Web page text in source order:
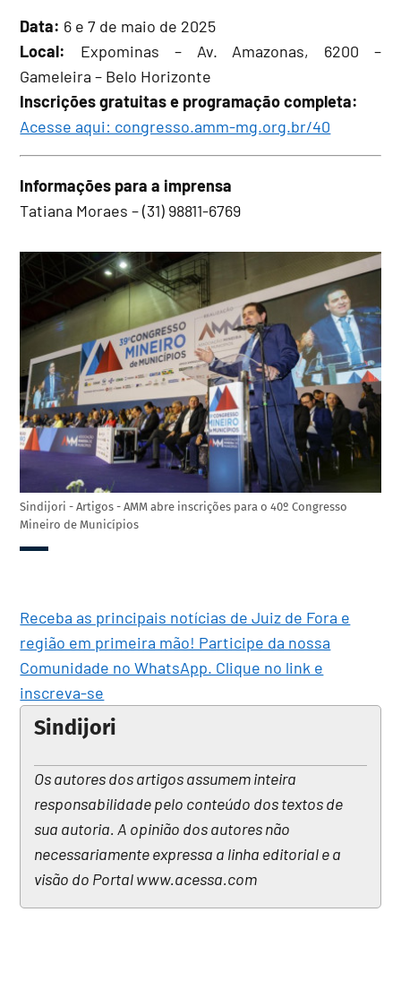
Data: 6 e 7 de maio de 2025
Local:
Expominas – Av. Amazonas, 6200 –
Gameleira – Belo Horizonte
Inscrições gratuitas e programação completa:
Acesse aqui: congresso.amm-mg.org.br/40
Informações para a imprensa
Tatiana Moraes – (31) 98811-6769
Sindijori - Artigos - AMM abre inscrições para o 40º Congresso
Mineiro de Municípios
Receba as principais notícias de Juiz de Fora e
região em primeira mão! Participe da nossa
Comunidade no WhatsApp. Clique no link e
inscreva-se
Sindijori
Os autores dos artigos assumem inteira
responsabilidade pelo conteúdo dos textos de
sua autoria. A opinião dos autores não
necessariamente expressa a linha editorial e a
visão do Portal www.acessa.com